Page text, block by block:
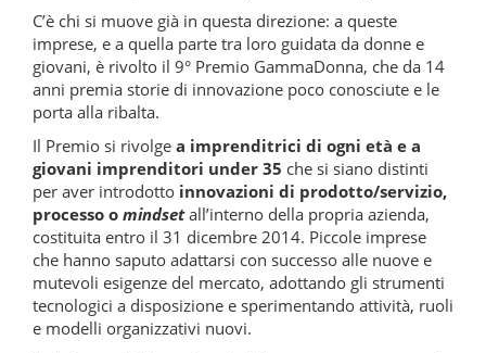
C’è chi si muove già in questa direzione: a queste
imprese, e a quella parte tra loro guidata da donne e
giovani, è rivolto il 9° Premio GammaDonna, che da 14
anni premia storie di innovazione poco conosciute e le
porta alla ribalta.
Il Premio si rivolge a imprenditrici di ogni età e a
giovani imprenditori under 35 che si siano distinti
per aver introdotto innovazioni di prodotto/servizio,
processo o mindsetall’interno della propria azienda,
costituita entro il 31 dicembre 2014. Piccole imprese
che hanno saputo adattarsi con successo alle nuove e
mutevoli esigenze del mercato, adottando gli strumenti
tecnologici a disposizione e sperimentando attività, ruoli
e modelli organizzativi nuovi.